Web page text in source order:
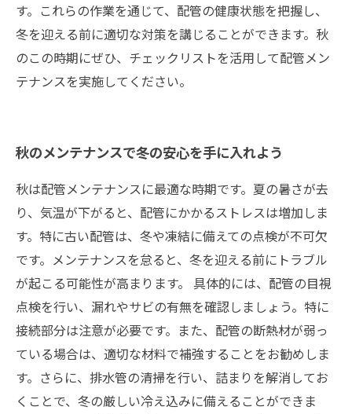
す。これらの作業を通じて、配管の健康状態を把握し、
冬を迎える前に適切な対策を講じることができます。秋
のこの時期にぜひ、チェックリストを活用して配管メン
テナンスを実施してください。
秋のメンテナンスで冬の安心を手に入れよう
秋は配管メンテナンスに最適な時期です。夏の暑さが去
り、気温が下がると、配管にかかるストレスは増加しま
す。特に古い配管は、冬や凍結に備えての点検が不可欠
です。メンテナンスを怠ると、冬を迎える前にトラブル
が起こる可能性が高まります。 具体的には、配管の目視
点検を行い、漏れやサビの有無を確認しましょう。特に
接続部分は注意が必要です。また、配管の断熱材が弱っ
ている場合は、適切な材料で補強することをお勧めしま
す。さらに、排水管の清掃を行い、詰まりを解消してお
くことで、冬の厳しい冷え込みに備えることができま